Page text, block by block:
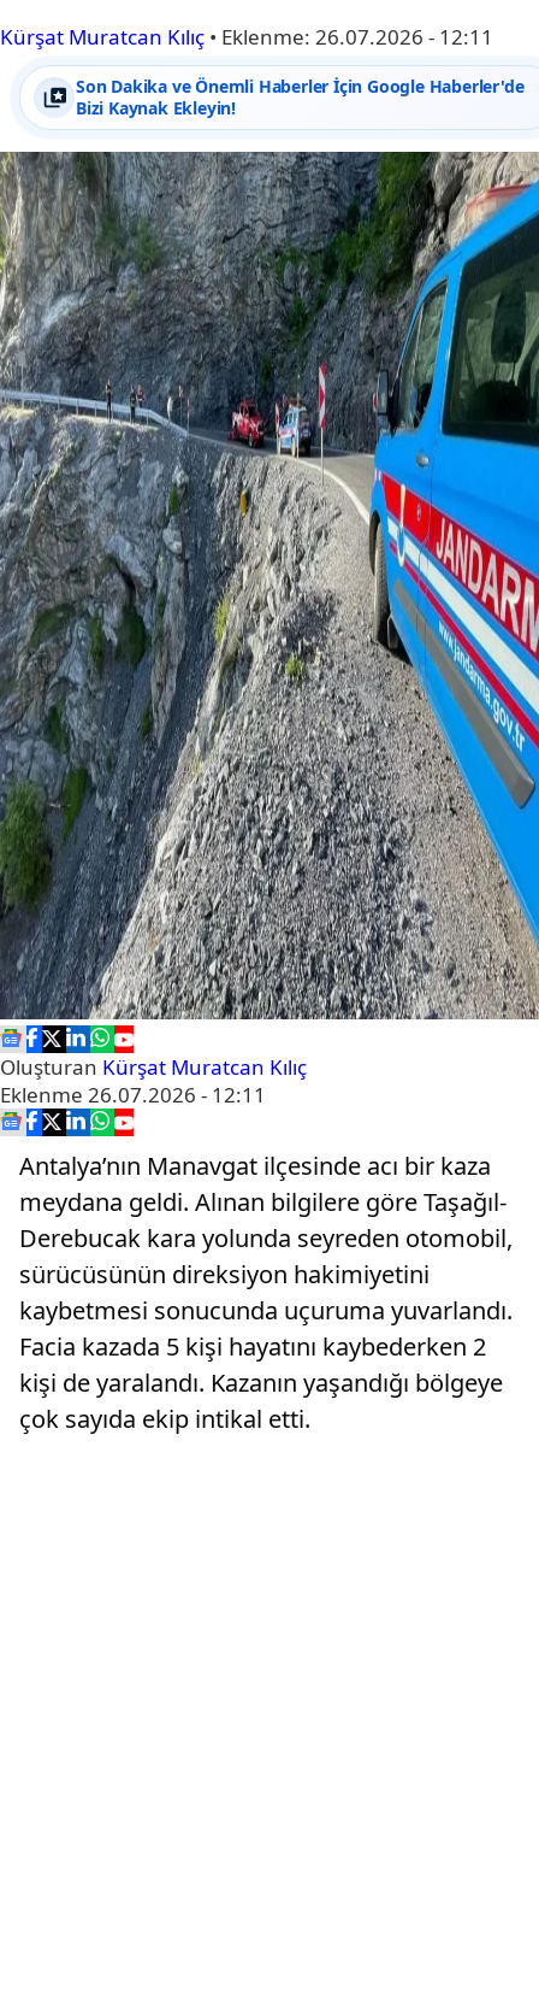
Kürşat Muratcan Kılıç • Eklenme: 26.07.2026 - 12:11
Son Dakika ve Önemli Haberler İçin Google Haberler'de
Bizi Kaynak Ekleyin!
Oluşturan Kürşat Muratcan Kılıç
Eklenme 26.07.2026 - 12:11
Antalya’nın Manavgat ilçesinde acı bir kaza
meydana geldi. Alınan bilgilere göre Taşağıl-
Derebucak kara yolunda seyreden otomobil,
sürücüsünün direksiyon hakimiyetini
kaybetmesi sonucunda uçuruma yuvarlandı.
Facia kazada 5 kişi hayatını kaybederken 2
kişi de yaralandı. Kazanın yaşandığı bölgeye
çok sayıda ekip intikal etti.